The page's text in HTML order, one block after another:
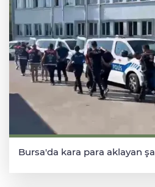
Bursa'da kara para aklayan